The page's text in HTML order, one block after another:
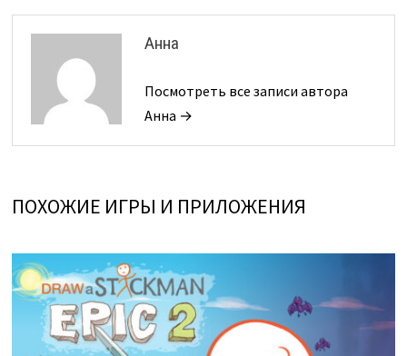
Анна
Посмотреть все записи автора
Анна →
ПОХОЖИЕ ИГРЫ И ПРИЛОЖЕНИЯ